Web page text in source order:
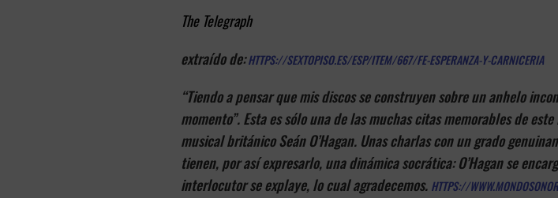
The Telegraph
extraído de:HTTPS://SEXTOPISO.ES/ESP/ITEM/667/FE-ESPERANZA-Y-CARNICERIA
“Tiendo a pensar que mis discos se construyen sobre un anhelo
momento”. Esta es sólo una de las muchas citas memorables de
musical británico Seán O’Hagan. Unas charlas con un grado
tienen, por así expresarlo, una dinámica socrática: O’Hagan se
interlocutor se explaye, lo cual agradecemos. HTTPS://